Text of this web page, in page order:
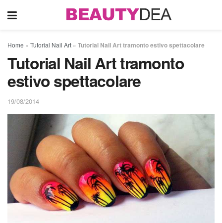
Home » Tutorial Nail Art » Tutorial Nail Art tramonto estivo spettacolare
Tutorial Nail Art tramonto
estivo spettacolare
19/08/2014